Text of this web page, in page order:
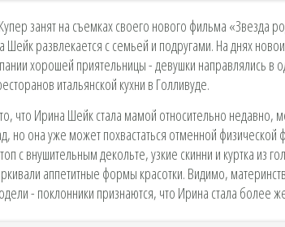
занят на съемках своего нового фильма «Звезда
Шейк развлекается с семьей и подругами. На днях
хорошей приятельницы - девушки направлялись в
итальянской кухни в Голливуде.
что Ирина Шейк стала мамой относительно недавно,
но она уже может похвастаться отменной
с внушительным декольте, узкие скинни и куртка из
аппетитные формы красотки. Видимо,
- поклонники признаются, что Ирина стала более